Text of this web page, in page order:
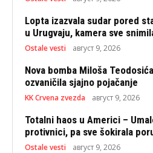
Lopta izazvala sudar pored
u Urugvaju, kamera sve
Ostale vesti август 9, 2026
Nova bomba Miloša
ozvaničila sjajno pojačanje
KK Crvena zvezda август 9, 2026
Totalni haos u Americi –
protivnici, pa sve šokirala
Ostale vesti август 9, 2026